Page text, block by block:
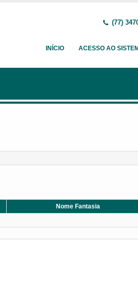
(77)
INÍCIO ACESSO AO
Nome Fantasia